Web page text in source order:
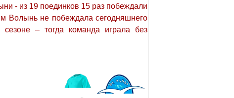
- из 19 поединков 15 раз побеждали
Волынь не побеждала сегодняшнего
– тогда команда играла без